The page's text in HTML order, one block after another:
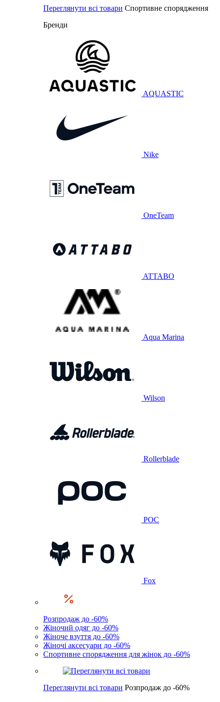
Переглянути всі товари Спортивне спорядження
Бренди
AQUASTIC
Nike
OneTeam
ATTABO
Aqua Marina
Wilson
Rollerblade
POC
Fox
Розпродаж до -60%
Жіночий одяг до -60%
Жіноче взуття до -60%
Жіночі аксесуари до -60%
Спортивне спорядження для жінок до -60%
Переглянути всі товари Розпродаж до -60%